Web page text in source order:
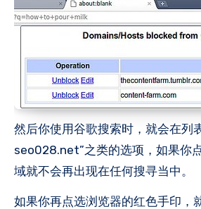
然后你使用谷歌搜索时，就会在列
seo028.net”之类的选项，如果你
域就不会再出现在任何搜寻当中。
如果你再点选浏览器的红色手印，